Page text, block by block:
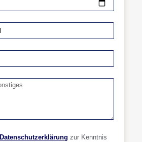
Datenschutzerklärung zur Kenntnis